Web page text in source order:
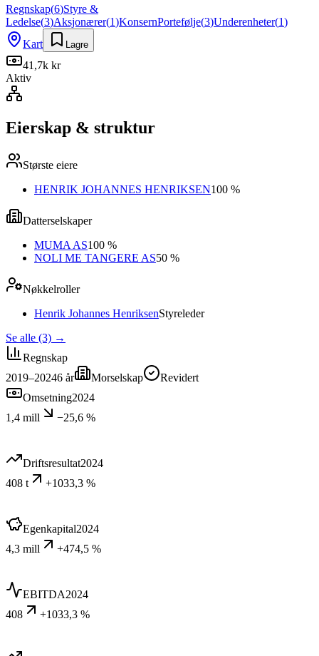
Regnskap(6)Styre &
Ledelse(3)Aksjonærer(1)KonsernPortefølje(3)Underenheter(1)
Kart
Lagre
41,7k kr
Aktiv
Eierskap & struktur
Største eiere
HENRIK JOHANNES HENRIKSEN100 %
Datterselskaper
MUMA AS100 %
NOLI ME TANGERE AS50 %
Nøkkelroller
Henrik Johannes HenriksenStyreleder
Se alle (3) →
Regnskap
2019–20246 år Morselskap
Revidert
Omsetning2024
1,4 mill
−25,6 %
Driftsresultat2024
408 t
+1033,3 %
Egenkapital2024
4,3 mill
+474,5 %
EBITDA2024
408
+1033,3 %